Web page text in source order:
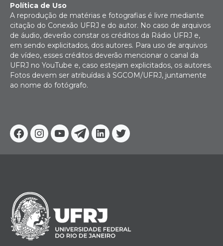
Facebook
Instagram
YoutubeTelegram
Linkedin
Twitter
Política de Uso
A reprodução de matérias e fotografias é livre mediante
citação do Conexão UFRJ e do autor. No caso de arquivos
de áudio, deverão constar os créditos da Rádio UFRJ e,
em sendo explicitados, dos autores. Para uso de arquivos
de vídeo, esses créditos deverão mencionar o canal da
UFRJ no YouTube e, caso estejam explicitados, os autores.
Fotos devem ser atribuídas à SGCOM/UFRJ, juntamente
ao nome do fotógrafo.